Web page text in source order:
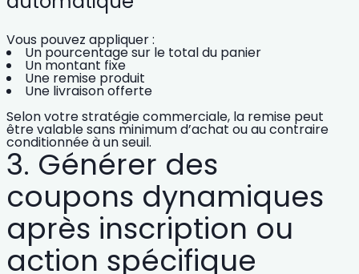
Vous pouvez appliquer :
Un pourcentage sur le total du panier
Un montant fixe
Une remise produit
Une livraison offerte
Selon votre stratégie commerciale, la remise peut
être valable sans minimum d’achat ou au contraire
conditionnée à un seuil.
3. Générer des
coupons dynamiques
après inscription ou
action spécifique